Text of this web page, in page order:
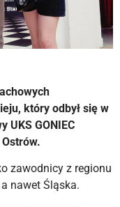
który odbył się w
UKS GONIEC
zawodnicy z regionu
nawet Śląska.